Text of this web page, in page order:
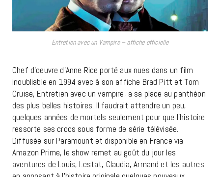
Entretien avec un Vampire – affiche officielle
Chef d’oeuvre d’Anne Rice porté aux nues dans un film
inoubliable en 1994 avec à son affiche Brad Pitt et Tom
Cruise, Entretien avec un vampire, a sa place au panthéon
des plus belles histoires. Il faudrait attendre un peu,
quelques années de mortels seulement pour que l’histoire
ressorte ses crocs sous forme de série télévisée.
Diffusée sur Paramount et disponible en France via
Amazon Prime, le show remet au goût du jour les
aventures de Louis, Lestat, Claudia, Armand et les autres